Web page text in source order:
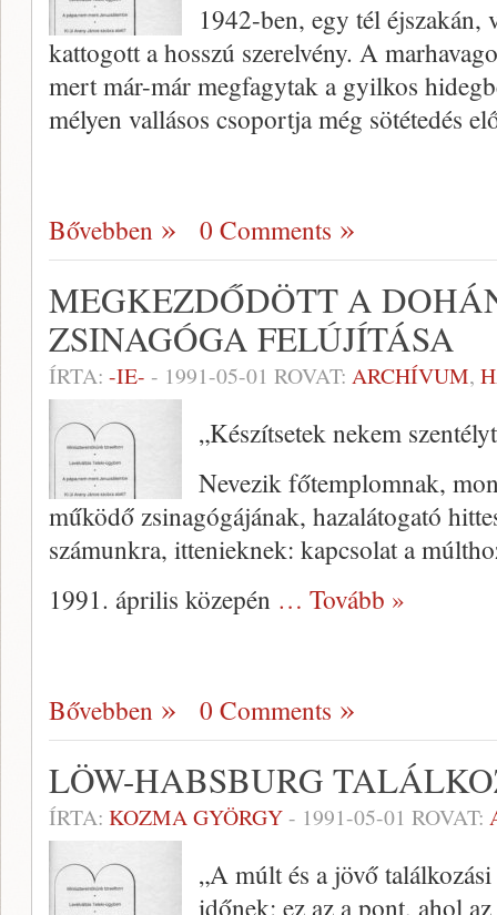
1942-ben, egy tél éjszakán,
kattogott a hosszú szerelvény. A
mert már-már megfagy­tak a gyilkos
mélyen vallásos csoportja még sötétedés
Bővebben 0 Comments
MEGKEZDŐDÖTT A
ZSINAGÓGA FELÚJÍTÁSA
ÍRTA: -IE- - 1991-05-01 ROVAT: ARCHÍVUM,
„Készítsetek nekem
Nevezik főtemplomnak,
működő zsinagógájának, ha­zalátogató
számunkra, it­tenieknek: kapcsolat a
1991. április közepén … Tovább »
Bővebben 0 Comments
LÖW-HABSBURG
ÍRTA: KOZMA GYÖRGY- 1991-05-01 ROVAT:
„A múlt és a jövő
idő­nek: ez az a pont, ahol